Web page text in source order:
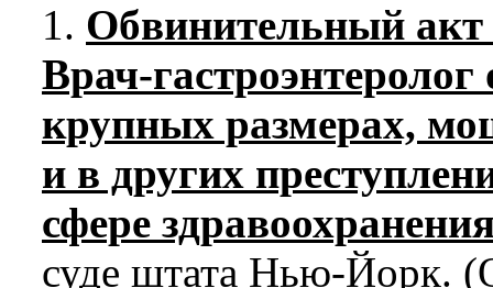
1. Обвинительный
Врач-
крупных размерах,
и в других
сфере
суде штата Нью-Йорк.